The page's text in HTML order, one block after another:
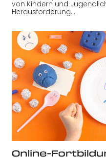
von Kindern und
Herausforderung…
Online-